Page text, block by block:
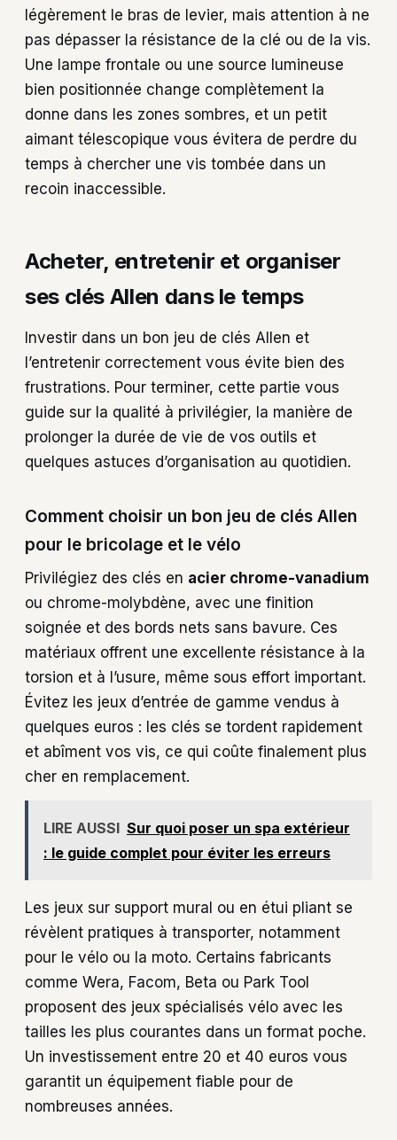
légèrement le bras de levier, mais attention à ne
pas dépasser la résistance de la clé ou de la vis.
Une lampe frontale ou une source lumineuse
bien positionnée change complètement la
donne dans les zones sombres, et un petit
aimant télescopique vous évitera de perdre du
temps à chercher une vis tombée dans un
recoin inaccessible.
Acheter, entretenir et organiser
ses clés Allen dans le temps
Investir dans un bon jeu de clés Allen et
l’entretenir correctement vous évite bien des
frustrations. Pour terminer, cette partie vous
guide sur la qualité à privilégier, la manière de
prolonger la durée de vie de vos outils et
quelques astuces d’organisation au quotidien.
Comment choisir un bon jeu de clés Allen
pour le bricolage et le vélo
Privilégiez des clés en acier chrome-vanadium
ou chrome-molybdène, avec une finition
soignée et des bords nets sans bavure. Ces
matériaux offrent une excellente résistance à la
torsion et à l’usure, même sous effort important.
Évitez les jeux d’entrée de gamme vendus à
quelques euros : les clés se tordent rapidement
et abîment vos vis, ce qui coûte finalement plus
cher en remplacement.
LIRE AUSSI Sur quoi poser un spa extérieur
: le guide complet pour éviter les erreurs
Les jeux sur support mural ou en étui pliant se
révèlent pratiques à transporter, notamment
pour le vélo ou la moto. Certains fabricants
comme Wera, Facom, Beta ou Park Tool
proposent des jeux spécialisés vélo avec les
tailles les plus courantes dans un format poche.
Un investissement entre 20 et 40 euros vous
garantit un équipement fiable pour de
nombreuses années.